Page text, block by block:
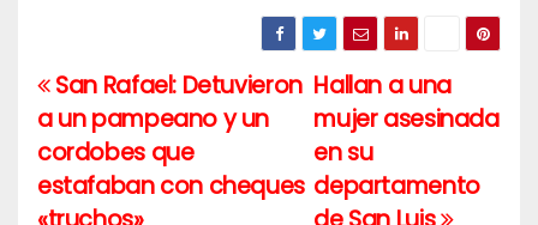
Navegación
de
entradas
Hallan a una
mujer asesinada
en su
departamento
San Rafael: Detuvieron
a un pampeano y un
cordobes que
estafaban con cheques